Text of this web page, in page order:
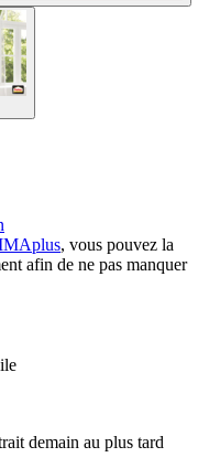
, vous pouvez la
afin de ne pas manquer
demain au plus tard